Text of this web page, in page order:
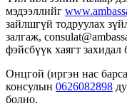
мэдээллийг
зайлшгүй тодруулах
залгаж,
фэйсбүүк хаягт
Онцгой (иргэн нас
консулын 0626082898
болно.